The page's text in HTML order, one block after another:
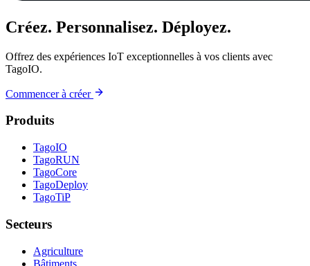
Créez. Personnalisez. Déployez.
Offrez des expériences IoT exceptionnelles à vos clients avec
TagoIO.
Commencer à créer
Produits
TagoIO
TagoRUN
TagoCore
TagoDeploy
TagoTiP
Secteurs
Agriculture
Bâtiments